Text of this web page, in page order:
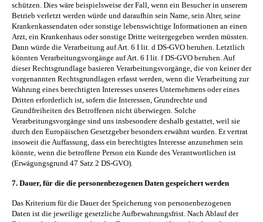
schützen. Dies wäre beispielsweise der Fall, wenn ein Besucher in unserem
Betrieb verletzt werden würde und daraufhin sein Name, sein Alter, seine
Krankenkassendaten oder sonstige lebenswichtige Informationen an einen
Arzt, ein Krankenhaus oder sonstige Dritte weitergegeben werden müssten.
Dann würde die Verarbeitung auf Art. 6 I lit. d DS-GVO beruhen. Letztlich
könnten Verarbeitungsvorgänge auf Art. 6 I lit. f DS-GVO beruhen. Auf
dieser Rechtsgrundlage basieren Verarbeitungsvorgänge, die von keiner der
vorgenannten Rechtsgrundlagen erfasst werden, wenn die Verarbeitung zur
Wahrung eines berechtigten Interesses unseres Unternehmens oder eines
Dritten erforderlich ist, sofern die Interessen, Grundrechte und
Grundfreiheiten des Betroffenen nicht überwiegen. Solche
Verarbeitungsvorgänge sind uns insbesondere deshalb gestattet, weil sie
durch den Europäischen Gesetzgeber besonders erwähnt wurden. Er vertrat
insoweit die Auffassung, dass ein berechtigtes Interesse anzunehmen sein
könnte, wenn die betroffene Person ein Kunde des Verantwortlichen ist
(Erwägungsgrund 47 Satz 2 DS-GVO).
7. Dauer, für die die personenbezogenen Daten gespeichert werden
Das Kriterium für die Dauer der Speicherung von personenbezogenen
Daten ist die jeweilige gesetzliche Aufbewahrungsfrist. Nach Ablauf der